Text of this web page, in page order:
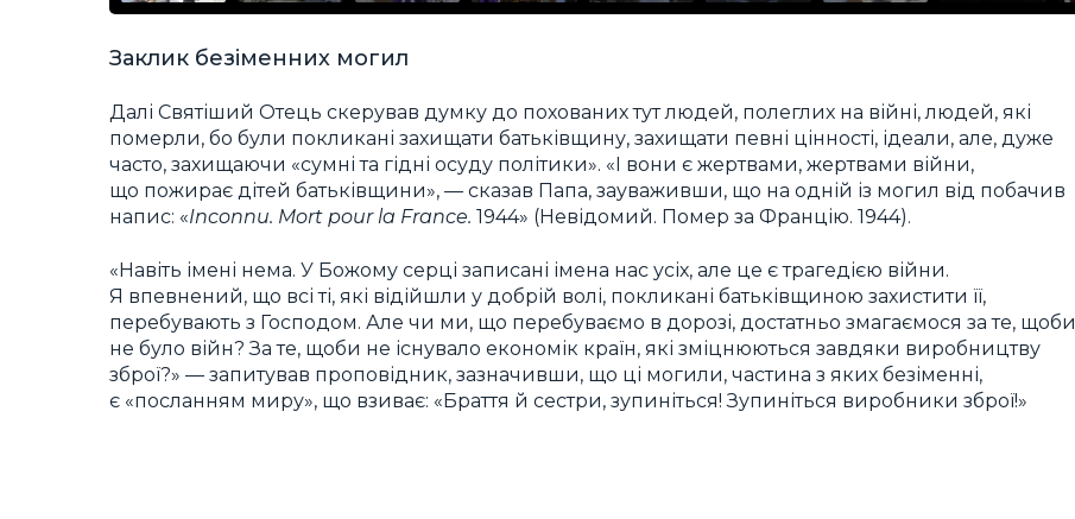
Заклик безіменних могил
Далі Святіший Отець скерував думку до похованих тут людей, полеглих на війні, людей, які
померли, бо були покликані захищати батьківщину, захищати певні цінності, ідеали, але, дуже
часто, захищаючи «сумні та гідні осуду політики». «І вони є жертвами, жертвами війни,
що пожирає дітей батьківщини», — сказав Папа, зауваживши, що на одній із могил від побачив
напис: «Inconnu. Mort pour la France. 1944» (Невідомий. Помер за Францію. 1944).
«Навіть імені нема. У Божому серці записані імена нас усіх, але це є трагедією війни.
Я впевнений, що всі ті, які відійшли у добрій волі, покликані батьківщиною захистити її,
перебувають з Господом. Але чи ми, що перебуваємо в дорозі, достатньо змагаємося за те, щоби
не було війн? За те, щоби не існувало економік країн, які зміцнюються завдяки виробництву
зброї?» — запитував проповідник, зазначивши, що ці могили, частина з яких безіменні,
є «посланням миру», що взиває: «Браття й сестри, зупиніться! Зупиніться виробники зброї!»